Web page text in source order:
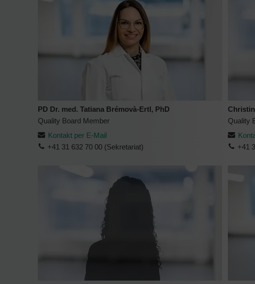
PD Dr. med. Tatiana Brémovà-Ertl, PhD
Quality Board Member
Kontakt per E-Mail
+41 31 632 70 00 (Sekretariat)
Quality
+41